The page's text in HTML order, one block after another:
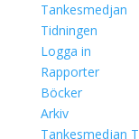
Tankesmedjan
Tidningen
Logga in
Rapporter
Böcker
Arkiv
Tankesmedjan